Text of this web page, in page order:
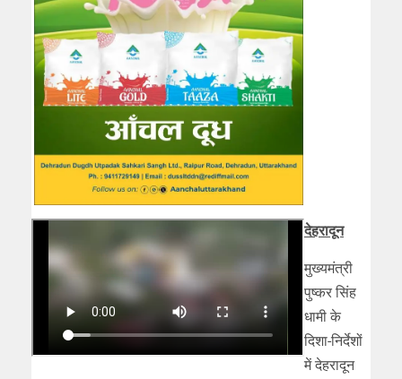
देहरादून
मुख्यमंत्री
पुष्कर सिंह
धामी के
दिशा-निर्देशों
में देहरादून